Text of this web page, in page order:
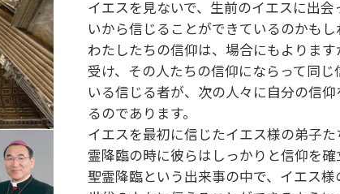
イエスを見ないで、生前のイエスに出
いから信じることができているのかもし
わたしたちの信仰は、場合にもよりま
受け、その人たちの信仰にならって同
いる信じる者が、次の人々に自分の信
るのであります。
イエスを最初に信じたイエス様の弟子
霊降臨の時に彼らはしっかりと信仰を
聖霊降臨という出来事の中で、イエス